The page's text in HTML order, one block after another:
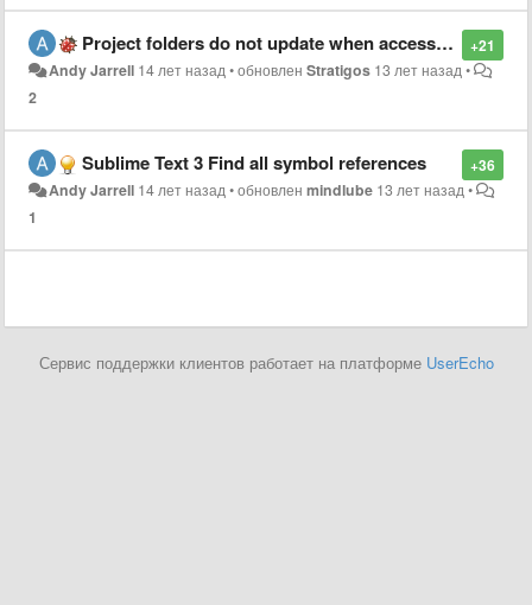
+21
Project folders do not update when accessing Samba share in Windows
Andy Jarrell 14 лет назад•обновленStratigos 13 лет назад•
2
+36
Sublime Text 3 Find all symbol references
Andy Jarrell 14 лет назад•обновленmindlube 13 лет назад•
1
Сервис поддержки клиентов работает на платформе UserEcho